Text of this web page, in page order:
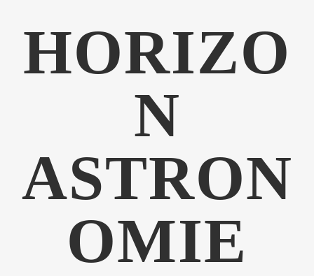
HORIZO
N
ASTRON
OMIE